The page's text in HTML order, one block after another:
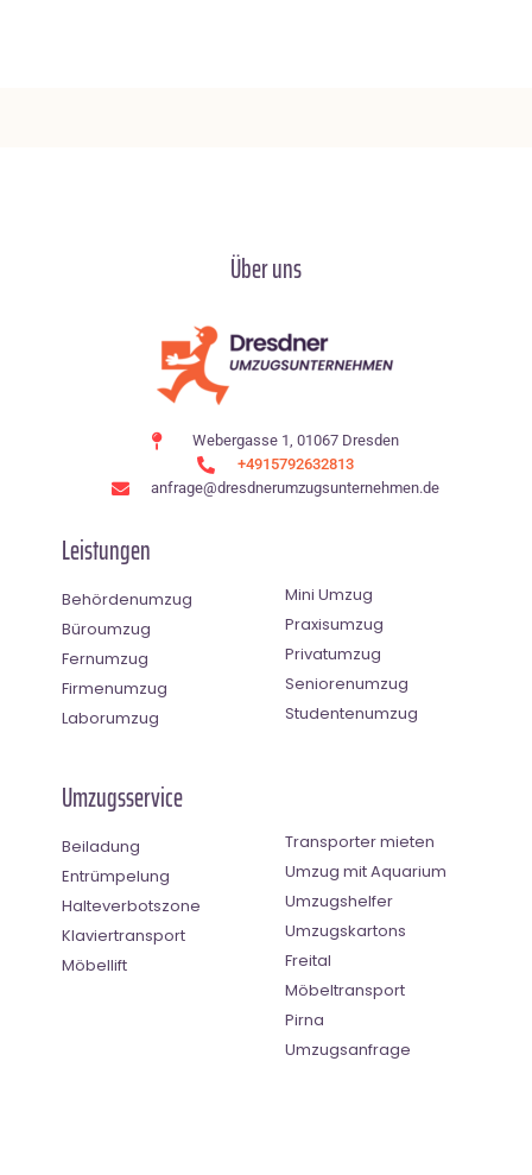
Über uns
Webergasse 1, 01067 Dresden
+4915792632813
anfrage@dresdnerumzugsunternehmen.de
Leistungen
Behördenumzug
Büroumzug
Fernumzug
Firmenumzug
Laborumzug
Mini Umzug
Praxisumzug
Privatumzug
Seniorenumzug
Studentenumzug
Umzugsservice
Beiladung
Entrümpelung
Halteverbotszone
Klaviertransport
Möbellift
Transporter mieten
Umzug mit Aquarium
Umzugshelfer
Umzugskartons
Freital
Möbeltransport
Pirna
Umzugsanfrage